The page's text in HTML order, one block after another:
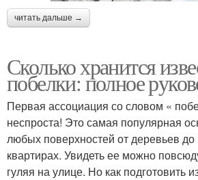
читать дальше →
Сколько хранится
побелки: полное
Первая ассоциация со словом «
неспроста! Это самая популярная
любых поверхностей от деревьев до
квартирах. Увидеть ее можно
гуляя на улице. Но как подготовить